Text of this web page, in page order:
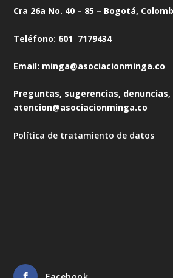
Cra 26a No. 40 – 85 – Bogotá,
Teléfono: 601 7179434
Email: minga@asociacionminga.co
Preguntas, sugerencias,
atencion@asociacionminga.co
Política de tratamiento de datos